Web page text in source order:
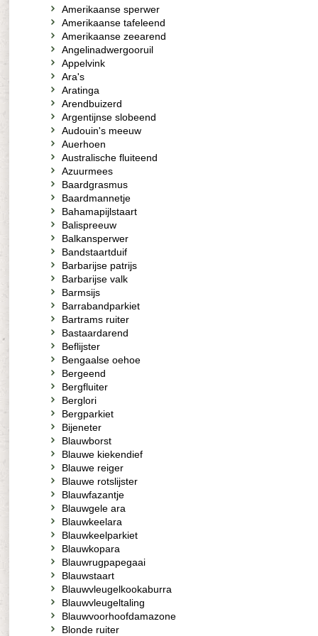
Amerikaanse sperwer
Amerikaanse tafeleend
Amerikaanse zeearend
Angelinadwergooruil
Appelvink
Ara's
Aratinga
Arendbuizerd
Argentijnse slobeend
Audouin's meeuw
Auerhoen
Australische fluiteend
Azuurmees
Baardgrasmus
Baardmannetje
Bahamapijlstaart
Balispreeuw
Balkansperwer
Bandstaartduif
Barbarijse patrijs
Barbarijse valk
Barmsijs
Barrabandparkiet
Bartrams ruiter
Bastaardarend
Beflijster
Bengaalse oehoe
Bergeend
Bergfluiter
Berglori
Bergparkiet
Bijeneter
Blauwborst
Blauwe kiekendief
Blauwe reiger
Blauwe rotslijster
Blauwfazantje
Blauwgele ara
Blauwkeelara
Blauwkeelparkiet
Blauwkopara
Blauwrugpapegaai
Blauwstaart
Blauwvleugelkookaburra
Blauwvleugeltaling
Blauwvoorhoofdamazone
Blonde ruiter